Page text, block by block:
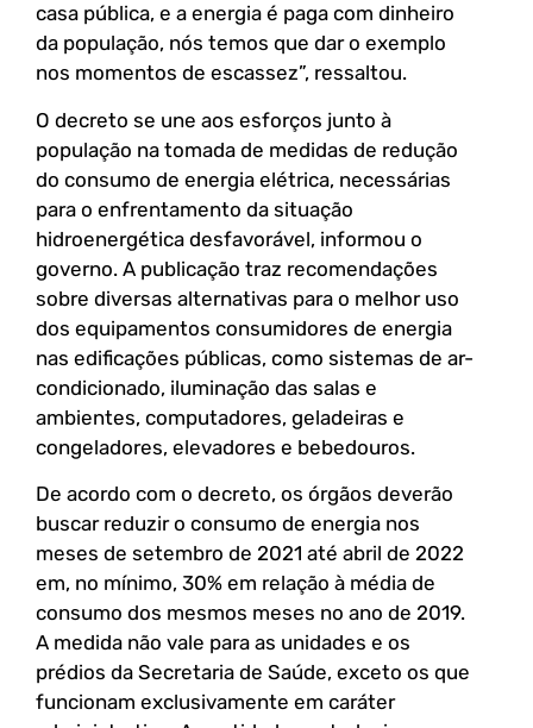
casa pública, e a energia é paga com dinheiro
da população, nós temos que dar o exemplo
nos momentos de escassez”, ressaltou.
O decreto se une aos esforços junto à
população na tomada de medidas de redução
do consumo de energia elétrica, necessárias
para o enfrentamento da situação
hidroenergética desfavorável, informou o
governo. A publicação traz recomendações
sobre diversas alternativas para o melhor uso
dos equipamentos consumidores de energia
nas edificações públicas, como sistemas de ar-
condicionado, iluminação das salas e
ambientes, computadores, geladeiras e
congeladores, elevadores e bebedouros.
De acordo com o decreto, os órgãos deverão
buscar reduzir o consumo de energia nos
meses de setembro de 2021 até abril de 2022
em, no mínimo, 30% em relação à média de
consumo dos mesmos meses no ano de 2019.
A medida não vale para as unidades e os
prédios da Secretaria de Saúde, exceto os que
funcionam exclusivamente em caráter